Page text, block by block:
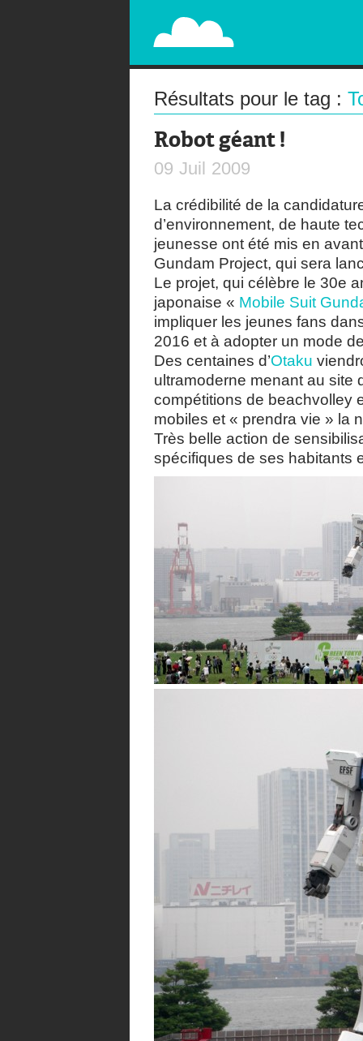
PAPERPLANE
STREET, AMBIENT, GUÉRILLA MARKETING
Résultats pour le tag :
Robot géant !
09 Juil 2009
La crédibilité de la
d’environnement, de haute
jeunesse ont été mis en
Gundam Project, qui sera
Le projet, qui célèbre le 30e
japonaise « Mobile Suit
impliquer les jeunes fans
2016 et à adopter un mode
Des centaines d’Otaku
ultramoderne menant au site
compétitions de beachvolley
mobiles et « prendra vie » la
Très belle action de
spécifiques de ses habitants